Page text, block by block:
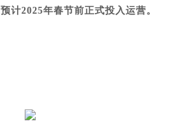
预计2025年春节前正式投入运营。